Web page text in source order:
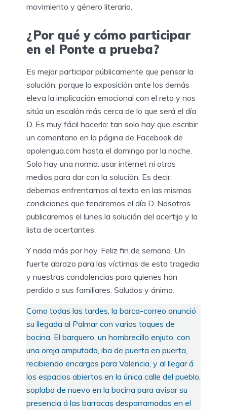
movimiento y género literario.
¿Por qué y cómo participar
en el Ponte a prueba?
Es mejor participar públicamente que pensar la
solución, porque la exposición ante los demás
eleva la implicación emocional con el reto y nos
sitúa un escalón más cerca de lo que será el día
D. Es muy fácil hacerlo: tan solo hay que escribir
un comentario en la página de Facebook de
opolengua.com hasta el domingo por la noche.
Solo hay una norma: usar internet ni otros
medios para dar con la solución. Es decir,
debemos enfrentarnos al texto en las mismas
condiciones que tendremos el día D. Nosotros
publicaremos el lunes la solución del acertijo y la
lista de acertantes.
Y nada más por hoy. Feliz fin de semana. Un
fuerte abrazo para las víctimas de esta tragedia
y nuestras condolencias para quienes han
perdido a sus familiares. Saludos y ánimo.
Como todas las tardes, la barca-correo anunció
su llegada al Palmar con varios toques de
bocina. El barquero, un hombrecillo enjuto, con
una oreja amputada, iba de puerta en puerta,
recibiendo encargos para Valencia, y al llegar á
los espacios abiertos en la única calle del pueblo,
soplaba de nuevo en la bocina para avisar su
presencia á las barracas desparramadas en el